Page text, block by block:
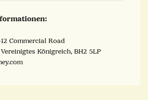
Commercial Road
Königreich, BH2 5LP